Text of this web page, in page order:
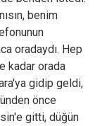
benim
oradaydı. Hep
kadar orada
gidip geldi,
önce
gitti, düğün